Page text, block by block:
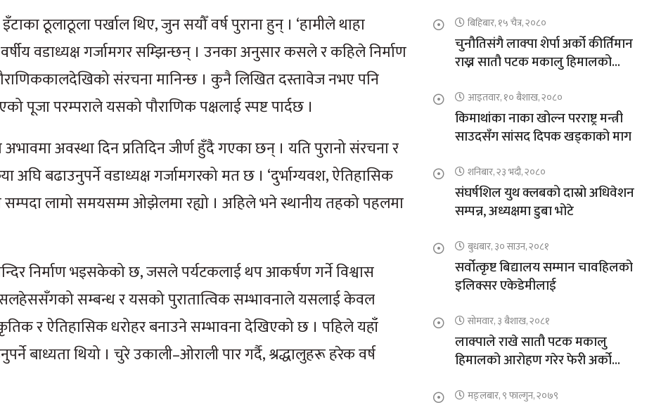
ठूलाठूला पर्खाल थिए, जुन सयौँ वर्ष पुराना हुन् । ‘हामीले थाहा
वडाध्यक्ष गर्जामगर सम्झिन्छन् । उनका अनुसार कसले र कहिले निर्माण
संरचना मानिन्छ । कुनै लिखित दस्तावेज नभए पनि
परम्पराले यसको पौराणिक पक्षलाई स्पष्ट पार्दछ ।
अवस्था दिन प्रतिदिन जीर्ण हुँदै गएका छन् । यति पुरानो संरचना र
अघि बढाउनुपर्ने वडाध्यक्ष गर्जामगरको मत छ । ‘दुर्भाग्यवश, ऐतिहासिक
सम्पदा लामो समयसम्म ओझेलमा रह्यो । अहिले भने स्थानीय तहको पहलमा
निर्माण भइसकेको छ, जसले पर्यटकलाई थप आकर्षण गर्ने विश्वास
सलहेससँगको सम्बन्ध र यसको पुरातात्विक सम्भावनाले यसलाई केवल
र ऐतिहासिक धरोहर बनाउने सम्भावना देखिएको छ । पहिले यहाँ
बाध्यता थियो । चुरे उकाली–ओराली पार गर्दै, श्रद्धालुहरू हरेक वर्ष
बिहिबार, १५ चैत्र, २०८०
चुनौतिसंगै लाक्पा शेर्पा अर्को कीर्तिमान
राख्न सातौ पटक मकालु हिमालको
आइतवार, १० बैशाख, २०८०
किमाथांका नाका खोल्न परराष्ट्र मन्त्री
साउदसँग सांसद दिपक खड्काको माग
शनिबार, २३ भदौ, २०८०
संघर्षशिल युथ क्लबको दास्रो अधिवेशन
सम्पन्न, अध्यक्षमा डुबा भोटे
बुधबार, ३० साउन, २०८१
सर्वोत्कृष्ट बिद्यालय सम्मान चावहिलको
इलिक्सर एकेडेमीलाई
सोमवार, ३ बैशाख, २०८१
लाक्पाले राखे सातौ पटक मकालु
हिमालको आरोहण गरेर फेरी अर्को
मङ्लबार, ९ फाल्गुन, २०७९